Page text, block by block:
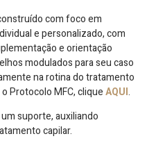
com foco em
e personalizado, com
e orientação
modulados para seu caso
na rotina do tratamento
Protocolo MFC, cliqueAQUI.
suporte, auxiliando
capilar.